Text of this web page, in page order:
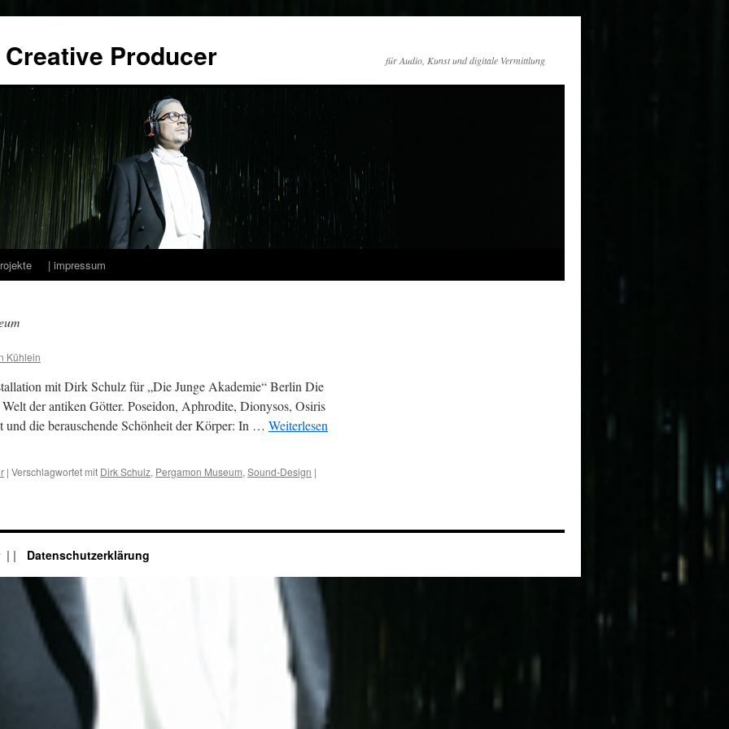
Producer für Audio, Kunst und digitale Vermittlung
| impressum
Kühlein
mit Dirk Schulz für „Die Junge Akademie“ Berlin Die
der antiken Götter. Poseidon, Aphrodite, Dionysos, Osiris
und die berauschende Schönheit der Körper: In … Weiterlesen
| Verschlagwortet mit Dirk Schulz, Pergamon Museum, Sound-Design |
| Datenschutzerklärung